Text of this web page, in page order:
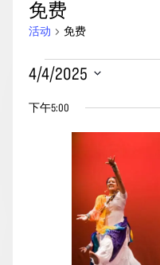
免费
活动 免费
2025
4
4/4/2025
择
下午5:00